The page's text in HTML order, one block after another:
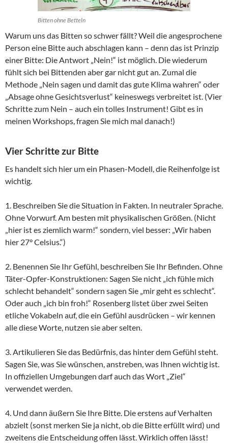
Bitten ohne Betteln
Warum uns das Bitten so schwer fällt? Weil die angesprochene
Person eine Bitte auch abschlagen kann – denn das ist Prinzip
einer Bitte: Die Antwort „Nein!“ ist möglich. Die wiederum
fühlt sich bei Bittenden aber gar nicht gut an. Zumal die
Methode „Nein sagen und damit das gute Klima wahren“ oder
„Absage ohne Gesichtsverlust“ keineswegs verbreitet ist. (Vier
Schritte zum Nein – auch ein tolles Instrument! Gibt es in
meinen Workshops, fragen Sie mich mal danach!)
Vier Schritte zur Bitte
Es handelt sich hier um ein Phasen-Modell, die Reihenfolge ist
wichtig.
1. Beschreiben Sie die Situation in Fakten. In neutraler Sprache.
Ohne Vorwurf. Am besten mit physikalischen Größen. (Nicht
„hier ist es ziemlich warm!“ sondern, viel besser: „Wir haben
hier 27° Celsius.“)
2. Benennen Sie Ihr Gefühl, beschreiben Sie Ihr Befinden. Ohne
Täter-Opfer-Konstruktionen: Sagen Sie nicht „ich fühle mich
schlecht behandelt“ sondern sagen Sie „mir geht es schlecht“.
Oder auch „ich bin froh!“ Rosenberg listet über zwei Seiten
etliche Vokabeln auf, die ein Gefühl ausdrücken – wir kennen
alle diese Worte, nutzen sie aber selten.
3. Artikulieren Sie das Bedürfnis, das hinter dem Gefühl steht.
Sagen Sie, was Sie wünschen, anstreben, was Ihnen wichtig ist.
In offiziellen Umgebungen darf auch das Wort „Ziel“
verwendet werden.
4. Und dann äußern Sie Ihre Bitte. Die erstens auf Verhalten
abzielt (sonst merken Sie ja nicht, ob die Bitte erfüllt wird) und
zweitens die Entscheidung offen lässt. Wirklich offen lässt!